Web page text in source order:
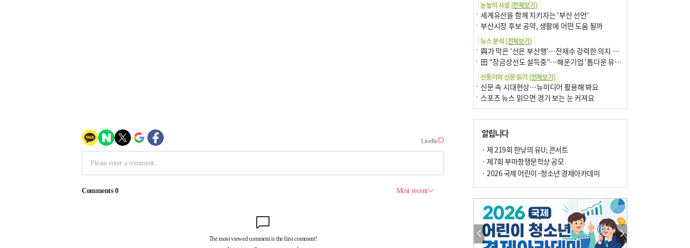
눈높이 사설 [전체보기]
세계유산을 함께 지키자는 ‘부산 선언’
부산시장 후보 공약, 생활에 어떤 도움 될까
뉴스 분석 [전체보기]
與가 막은 ‘산은 부산행’…전재수 강력한 의지 표명 없인 공염불
田 “장금상선도 설득중”…해운기업 ‘톱다운 유치전’ 가속
신통이의 신문 읽기 [전체보기]
신문 속 시대현상…뉴미디어 활용해 봐요
스포츠 뉴스 읽으면 경기 보는 눈 커져요
구·군 승진 축하화분 관행 없애자니 소상공인 울상
팩트체크[전체보기]
의령 한우산 털중나리
한 손 뉴스[전체보기]
시민이 개발한 폭염 대응 앱 ‘그늘로’ 길안내 지도 등 인기
골목 맛집 발굴 고메 셀렉션…부산시, 페스티벌 시월 연계
알립니다
· 제 219회 한낮의 유U; 콘서트
· 제7회 부마항쟁문학상 공모
· 2026 국제 어린이·청소년 경제아카데미